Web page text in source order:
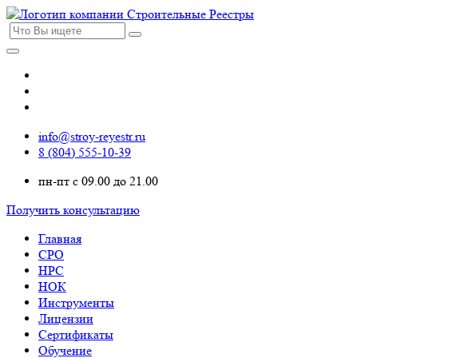
info@stroy-reyestr.ru
8 (804) 555-10-39
пн-пт с 09.00 до 21.00
Получить консультацию
Главная
СРО
НРС
НОК
Инструменты
Лицензии
Сертификаты
Обучение